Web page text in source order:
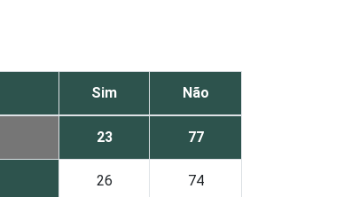
Sim Não
23 77
26 74